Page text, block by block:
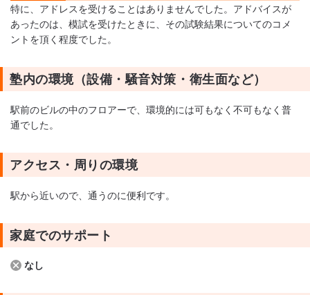
特に、アドレスを受けることはありませんでした。アドバイスが
あったのは、模試を受けたときに、その試験結果についてのコメ
ントを頂く程度でした。
塾内の環境（設備・騒音対策・衛生面など）
駅前のビルの中のフロアーで、環境的には可もなく不可もなく普
通でした。
アクセス・周りの環境
駅から近いので、通うのに便利です。
家庭でのサポート
なし